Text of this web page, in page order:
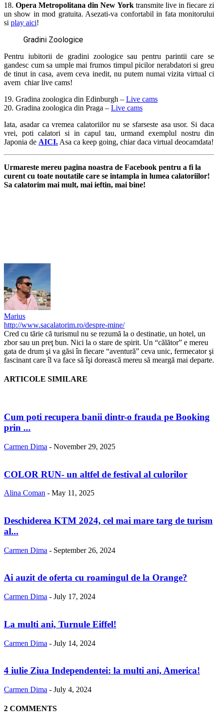
18.Opera Metropolitana din New Yorktransmite live in fiecare zi
un show in mod gratuita. Asezati-va confortabil in fata monitorului
si play aici!
Gradini Zoologice
Pentru iubitorii de gradini zoologice sau pentru parintii care se
gandesc cum sa umple mai frumos timpul picilor nerabdatori si greu
de tinut in casa, avem ceva inedit, nu putem numai vizita virtual ci
avem chiar live cams!
19. Gradina zoologica din Edinburgh – Live cams
20. Gradina zoologica din Praga – Live cams
Iata, asadar ca vremea calatoriilor nu se sfarseste asa usor. Si daca
vrei, poti calatori si in capul tau, urmand exemplul nostru din
Japonia de AICI. Asa ca keep going, chiar daca virtual deocamdata!
Urmareste mereu pagina noastra de Facebook pentru a fi la
curent cu toate noutatile care se intampla in lumea calatoriilor!
Sa calatorim mai mult, mai ieftin, mai bine!
Marius
http://www.sacalatorim.ro/despre-mine/
Cred cu tărie că turismul nu se rezumă la o destinatie, un hotel, un
zbor sau un preţ bun. Nici la o stare de spirit. Un “călător” e mereu
gata de drum şi va găsi în fiecare “aventură” ceva unic, fermecator şi
fascinant care îl va face să îşi dorească mereu să meargă mai departe.
ARTICOLE SIMILARE
Cum poti recupera banii dintr-o frauda pe Booking
prin ...
Carmen Dima - November 29, 2025
COLOR RUN- un altfel de festival al culorilor
Alina Coman - May 11, 2025
Deschiderea KTM 2024, cel mai mare targ de turism
al...
Carmen Dima - September 26, 2024
Ai auzit de oferta cu roamingul de la Orange?
Carmen Dima - July 17, 2024
La multi ani, Turnule Eiffel!
Carmen Dima - July 14, 2024
4 iulie Ziua Independentei: la multi ani, America!
Carmen Dima - July 4, 2024
2 COMMENTS